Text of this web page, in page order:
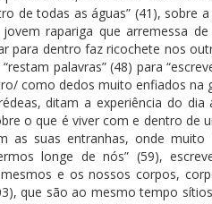
de todas as águas” (41), sobre
rapariga que arremessa
para dentro faz ricochete nos
palavras” (48) para
como dedos muito enfiados na
ditam a experiência do
o que é viver com e dentro de
as suas entranhas, onde
longe de nós” (59),
e os nossos corpos,
que são ao mesmo tempo